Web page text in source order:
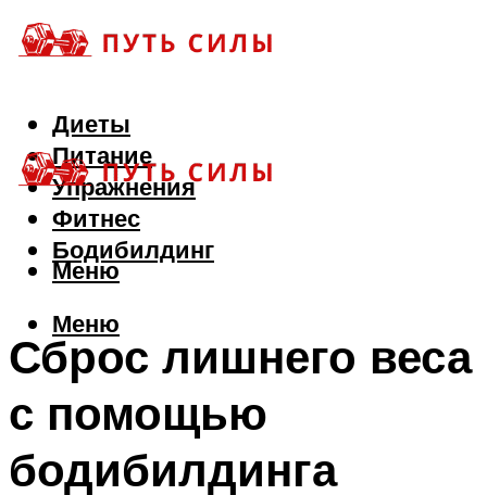
Диеты
Питание
Упражнения
Фитнес
Бодибилдинг
Меню
Меню
Сброс лишнего веса
с помощью
бодибилдинга